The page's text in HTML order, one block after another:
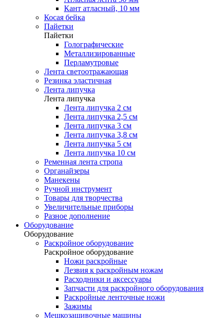
Кант атласный, 10 мм
Косая бейка
Пайетки
Пайетки
Голографические
Металлизированные
Перламутровые
Лента светоотражающая
Резинка эластичная
Лента липучка
Лента липучка
Лента липучка 2 см
Лента липучка 2,5 см
Лента липучка 3 см
Лента липучка 3,8 см
Лента липучка 5 см
Лента липучка 10 см
Ременная лента стропа
Органайзеры
Манекены
Ручной инструмент
Товары для творчества
Увеличительные приборы
Разное дополнение
Оборудование
Оборудование
Раскройное оборудование
Раскройное оборудование
Ножи раскройные
Лезвия к раскройным ножам
Расходники и аксессуары
Запчасти для раскройного оборудования
Раскройные ленточные ножи
Зажимы
Мешкозашивочные машины